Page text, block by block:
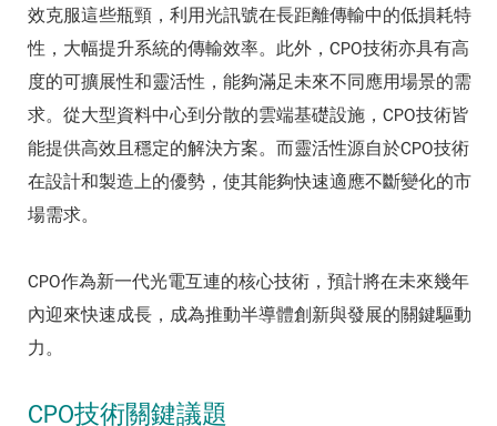
效克服這些瓶頸，利用光訊號在長距離傳輸中的低損耗特
性，大幅提升系統的傳輸效率。此外，CPO技術亦具有高
度的可擴展性和靈活性，能夠滿足未來不同應用場景的需
求。從大型資料中心到分散的雲端基礎設施，CPO技術皆
能提供高效且穩定的解決方案。而靈活性源自於CPO技術
在設計和製造上的優勢，使其能夠快速適應不斷變化的市
場需求。
CPO作為新一代光電互連的核心技術，預計將在未來幾年
內迎來快速成長，成為推動半導體創新與發展的關鍵驅動
力。
CPO技術關鍵議題